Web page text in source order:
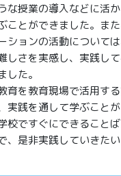
な授業の導入などに活
ことができました。ま
ションの活動について
しさを実感し、実践し
した。
育を教育現場で活用す
実践を通して学ぶこと
校ですぐにできること
、是非実践していきた